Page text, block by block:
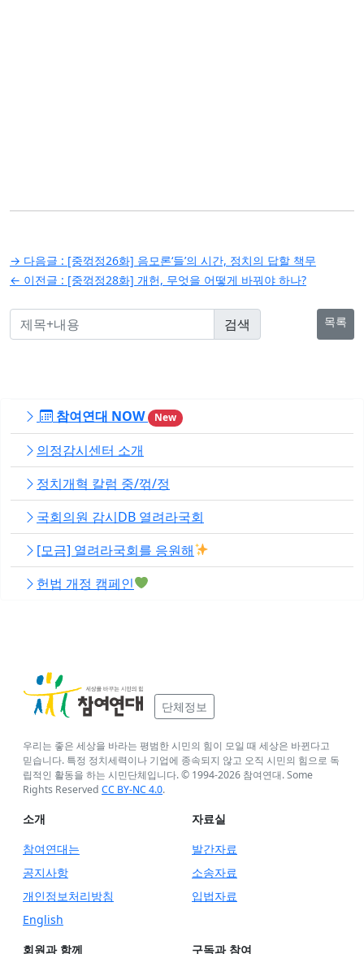
글
탐
색
→ 다음글 : [중꺾정26화] 음모론‘들’의 시간, 정치의 답할 책무
← 이전글 : [중꺾정28화] 개헌, 무엇을 어떻게 바꿔야 하나?
목록
참여연대 NOW New
의정감시센터 소개
정치개혁 칼럼 중/꺾/정
국회의원 감시DB 열려라국회
[모금] 열려라국회를 응원해
헌법 개정 캠페인
단체정보
우리는 좋은 세상을 바라는 평범한 시민의 힘이 모일 때 세상은 바뀐다고
믿습니다. 특정 정치세력이나 기업에 종속되지 않고 오직 시민의 힘으로 독
립적인 활동을 하는 시민단체입니다. © 1994-2026 참여연대. Some
Rights Reserved CC BY-NC 4.0.
소개
참여연대는
공지사항
개인정보처리방침
English
자료실
발간자료
소송자료
입법자료
회원과 함께 구독과 참여